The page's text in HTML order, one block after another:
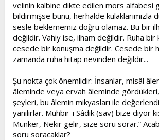
velinin kalbine dikte edilen mors alfabesi
bildirmişse bunu, herhalde kulaklarımızla
sesle beklememiz doğru olamaz. Bu bir
değildir. Vahiy ise, ilham değildir. Ruha bir
cesede bir konuşma değildir. Cesede bir
zamanda ruha hitap nevinden değildir...
Şu nokta çok önemlidir: İnsanlar, misâl
âleminde veya ervah âleminde
şeyleri, bu âlemin mikyasları ile
yanılırlar. Muhbir-i Sâdık (sav) bize diyor
Münker, Nekir gelir, size soru sorar.”
soru soracaklar?